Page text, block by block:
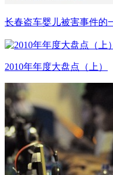
长春盗车婴儿被害事件的
2010年年度大盘点（上）